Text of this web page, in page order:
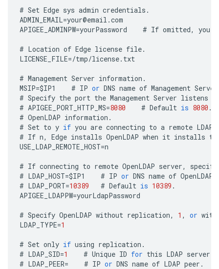
# Set Edge sys admin credentials .
ADMIN_EMAIL=your@email .com
APIGEE_ADMINPW=yourPassword # If omitted, you
# Location of Edge license file.
LICENSE_FILE=/tmp/license. txt
# Management Server information .
MSIP=$IP1 # IP or DNS name of Management Server
# Specify the port the Management Server listens
# APIGEE_PORT_HTTP_MS=8080 # Default is 8080 .
# OpenLDAP information .
# Set to y if you are connecting to a remote LDAP
# If n, Edge installs OpenLDAP when it installs
USE_LDAP_REMOTE_HOST=n
# If connecting to remote OpenLDAP server,
specify
# LDAP_HOST=$IP1 # IP or DNS name of OpenLDAP
# LDAP_PORT=10389 # Default is 10389 .
APIGEE_LDAPPW=yourLdapPassword
# Specify OpenLDAP without replication, 1 , or with
LDAP_TYPE=1
# Set only if using replication .
# LDAP_SID=1 # Unique ID for this LDAP server
# LDAP_PEER= # IP or DNS name of LDAP peer .